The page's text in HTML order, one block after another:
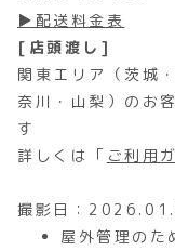
▶配送料金表
[店頭渡し]
関東エリア（茨城
奈川・山梨）のお
す
詳しくは「 ご利用
撮影日：
屋外管理のた